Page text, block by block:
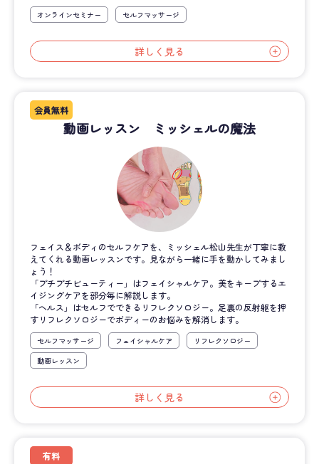
オンラインセミナー セルフマッサージ
詳しく見る
会員無料
動画レッスン ミッシェルの魔法
フェイス＆ボディのセルフケアを、ミッシェル松山先生が丁寧に教
えてくれる動画レッスンです。見ながら一緒に手を動かしてみまし
ょう！
「プチプチビューティー」はフェイシャルケア。美をキープするエ
イジングケアを部分毎に解説します。
「ヘルス」はセルフでできるリフレクソロジー。足裏の反射躯を押
すリフレクソロジーでボディーのお悩みを解消します。
セルフマッサージ フェイシャルケア
リフレクソロジー
動画レッスン
詳しく見る
有料